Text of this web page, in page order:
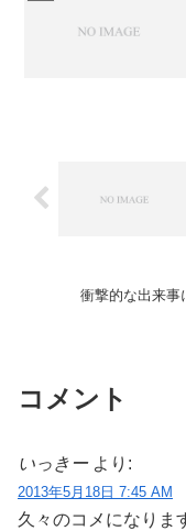
衝撃的な出来事
コメント
いっきー より:
2013年5月18日 7:45 AM
久々のコメになりま